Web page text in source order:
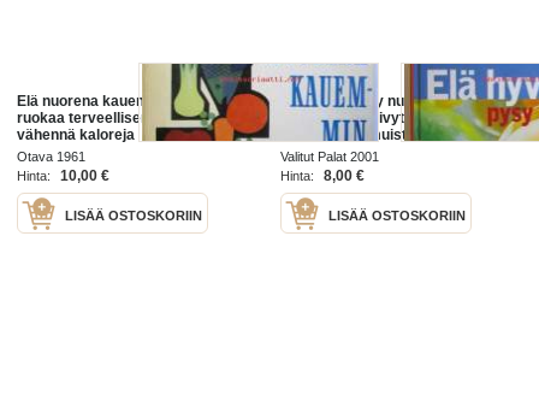
Elä nuorena kauemmin - Käytä
ruokaa terveellisempiä rasvoja
vähennä kaloreja
Otava 1961
Hinta:
10,00 €
LISÄÄ OSTOSKORIIN
Elä hyvin, pysy nuorena - Torju
sairauksia, Häivytä iän merkkejä,
Säilytä hyvä muisti ja vireä mieli,
Pysy nuorekkaana
Valitut Palat 2001
Hinta:
8,00 €
LISÄÄ OSTOSKORIIN